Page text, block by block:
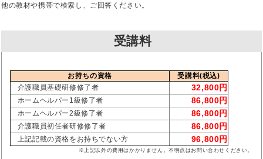
他の教材や携帯で検索し、ご回答ください。
受講料
お持ちの資格
受講料(税込)
介護職員基礎研修修了者
32,800円
ホームヘルパー1級修了者 86,800円
ホームヘルパー2級修了者 86,800円
介護職員初任者研修修了者 86,800円
上記記載の資格をお持ちでない方 96,800円
※上記以外の費用はかかりません。不明点はお問い合わせください。